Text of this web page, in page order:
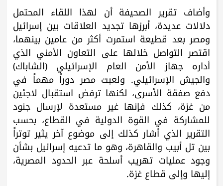
وأضاف تقرير الصحيفة أن لهذا اللقاء المحتمل
دلالات عديدة، أبرزها تجديد العلاقات بين إسرائيل
ومصر بعد قطيعة استمرت أكثر من عامين بينهما،
اقتصر التواصل خلالها على التعاون الأمني الذي
أداره جهاز الأمن العام الإسرائيلي (الشاباك)
والجيش الإسرائيلي. ولعبت مصر دوراً مهماً في
دفع صفقة الأسرى، لكنها ترفض استقبال لاجئين
من غزة، كذلك فإنها غير مستعدة لإرسال جنود
للمشاركة في القوة الدولية في القطاع، بحسب
التقرير الذي أشار كذلك إلى موضوع آخر يثير توتراً
بين تل أبيب والقاهرة، وهو ما تدعيه إسرائيل بشأن
وجود عمليات تهريب أسلحة عبر الحدود المصرية،
إليها وإلى قطاع غزة.